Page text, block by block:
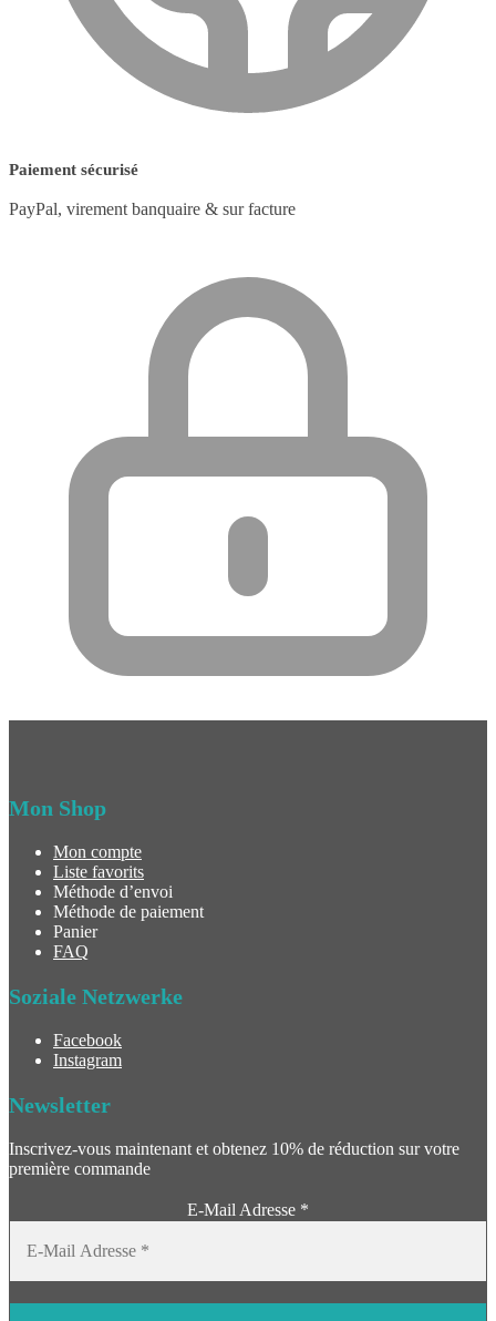
Paiement sécurisé
PayPal, virement banquaire & sur facture
Mon Shop
Mon compte
Liste favorits
Méthode d’envoi
Méthode de paiement
Panier
FAQ
Soziale Netzwerke
Facebook
Instagram
Newsletter
Inscrivez-vous maintenant et obtenez 10% de réduction sur votre
première commande
E-Mail Adresse *